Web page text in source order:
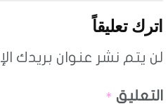
اترك تعليقاً
لن يتم نشر عنوان بريدك
التعليق *